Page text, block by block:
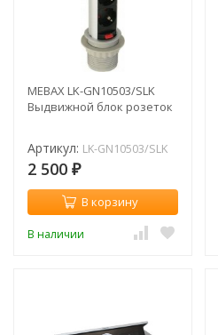
MEBAX LK-GN10503/SLK
Выдвижной блок розеток
Артикул: LK-GN10503/SLK
2 500 ₽
В корзину
В наличии